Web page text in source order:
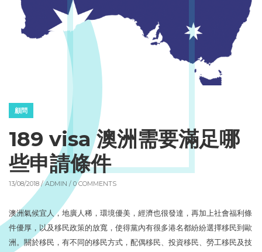
顧問
189 visa 澳洲需要滿足哪
些申請條件
13/08/2018 /ADMIN / 0 COMMENTS
澳洲氣候宜人，地廣人稀，環境優美，經濟也很發達，再加上社會福利條
件優厚，以及移民政策的放寬，使得黨內有很多港名都紛紛選擇移民到歐
洲。關於移民，有不同的移民方式，配偶移民、投資移民、勞工移民及技